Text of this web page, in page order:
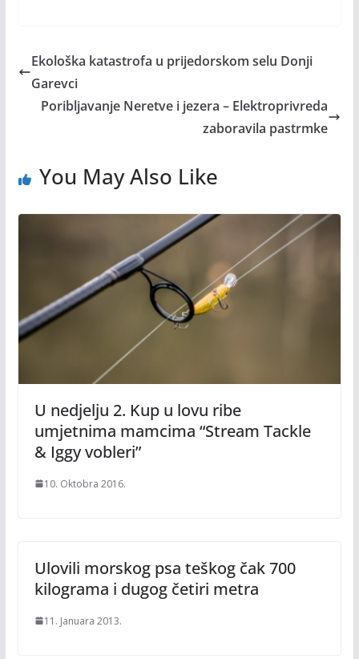
Ekološka katastrofa u prijedorskom selu Donji
Garevci
Poribljavanje Neretve i jezera – Elektroprivreda
zaboravila pastrmke
You May Also Like
U nedjelju 2. Kup u lovu ribe
umjetnima mamcima “Stream Tackle
& Iggy vobleri”
10. Oktobra 2016.
Ulovili morskog psa teškog čak 700
kilograma i dugog četiri metra
11. Januara 2013.